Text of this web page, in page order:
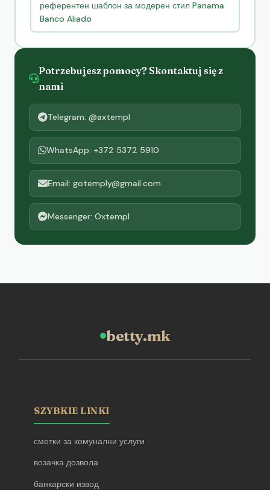
референтен шаблон за модерен стил Panama
Banco Aliado
Potrzebujesz pomocy? Skontaktuj się z
nami
Telegram: @axtempl
WhatsApp: +372 5372 5910
Email: gotemply@gmail.com
Messenger: Oxtempl
betty.mk
SZYBKIE LINKI
сметки за комунални услуги
возачка дозвола
банкарски извод